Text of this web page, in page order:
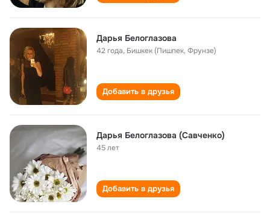
Дарья Белоглазова
42 года, Бишкек (Пишпек, Фрунзе)
Добавить в друзья
Дарья Белоглазова (Савченко)
45 лет
Добавить в друзья